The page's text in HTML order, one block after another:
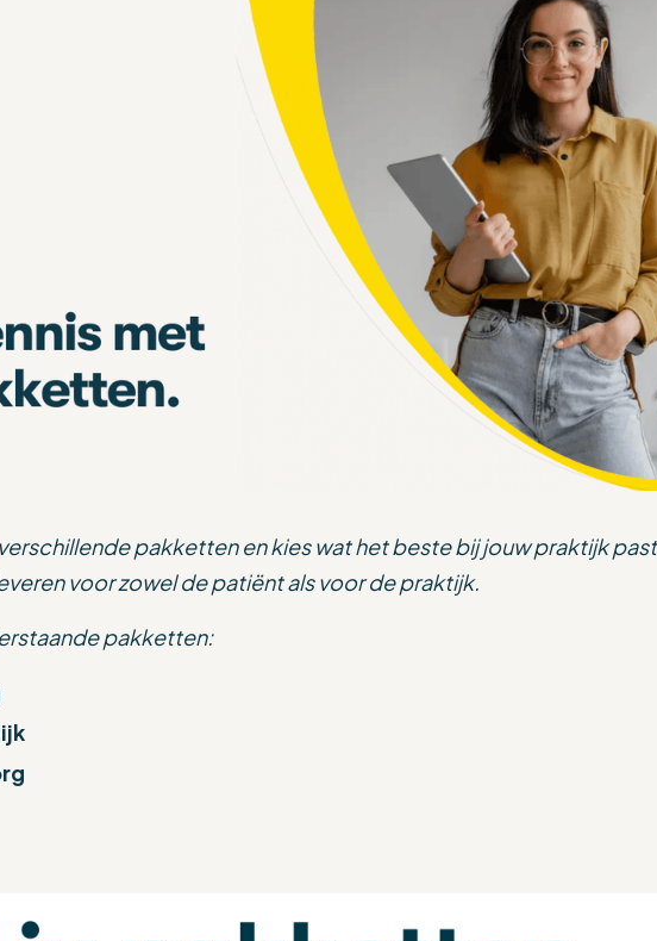
pakketten en kies wat het beste bij jouw praktijk
voor zowel de patiënt als voor de praktijk.
pakketten: